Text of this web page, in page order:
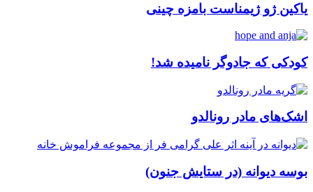
یاکین ژو ژیمناست بامزه چینی
کودکی که جادوگر نامیده شد!
اشک‌های مادر رونالدو
بوسه دیوانه (در ستایش جنون)